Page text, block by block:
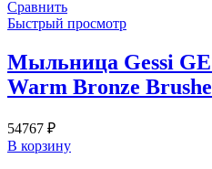
Сравнить
Быстрый просмотр
Мыльница Gessi
Warm Bronze
54767 ₽
В корзину